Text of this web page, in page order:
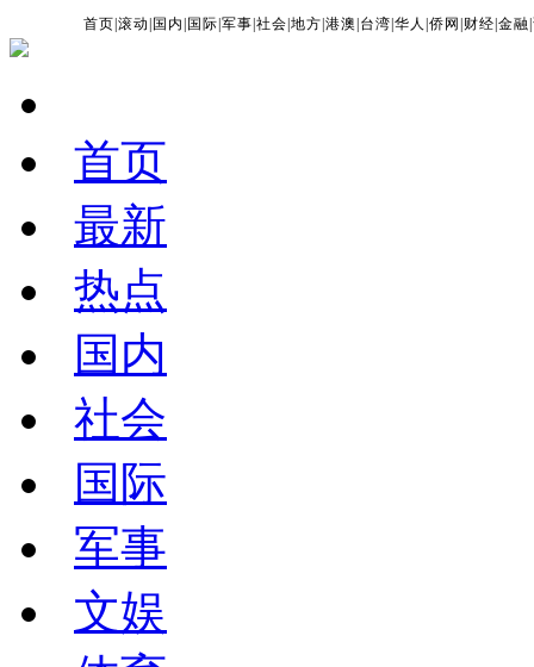
首页 |滚动 国内 国际 |军事 |社会 |地方 |港澳 台湾 |华人 |侨网 财经 |金融 |
首页
最新
热点
国内
社会
国际
军事
文娱